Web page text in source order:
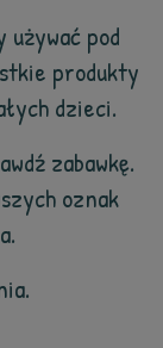
pod
produkty
dzieci.
zabawkę.
oznak